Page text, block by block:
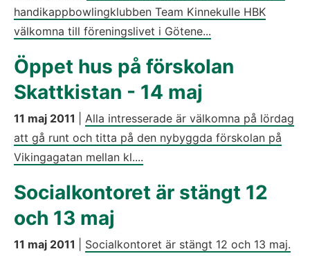
handikappbowlingklubben Team Kinnekulle HBK
välkomna till föreningslivet i Götene...
Öppet hus på förskolan
Skattkistan - 14 maj
11 maj 2011
Alla intresserade är välkomna på lördag
att gå runt och titta på den nybyggda förskolan på
Vikingagatan mellan kl....
Socialkontoret är stängt 12
och 13 maj
11 maj 2011
Socialkontoret är stängt 12 och 13 maj.